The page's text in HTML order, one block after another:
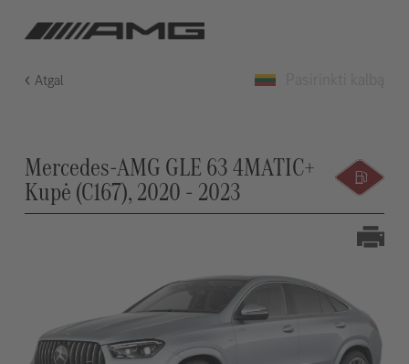
Atgal
Mercedes-AMG GLE 63 4MATIC+
Kupė (C167), 2020 - 2023